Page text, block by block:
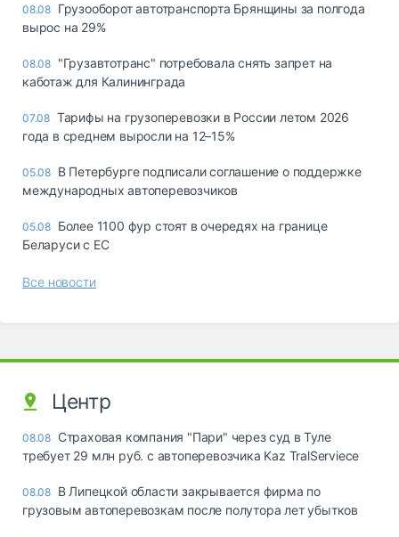
08.08 Грузооборот автотранспорта Брянщины за полгода
вырос на 29%
08.08 "Грузавтотранс" потребовала снять запрет на
каботаж для Калининграда
07.08 Тарифы на грузоперевозки в России летом 2026
года в среднем выросли на 12–15%
05.08 В Петербурге подписали соглашение о поддержке
международных автоперевозчиков
05.08 Более 1100 фур стоят в очередях на границе
Беларуси с ЕС
Все новости
Центр
08.08 Страховая компания "Пари" через суд в Туле
требует 29 млн руб. с автоперевозчика Kaz TralServiece
08.08 В Липецкой области закрывается фирма по
грузовым автоперевозкам после полутора лет убытков